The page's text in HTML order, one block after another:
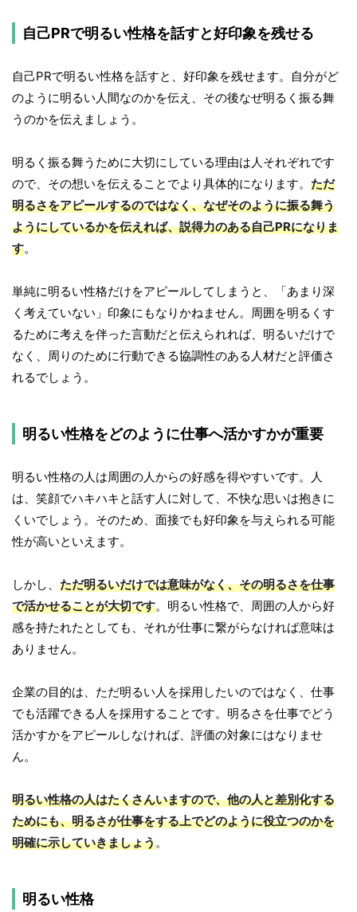
自己PRで明るい性格を話すと好印象を残せる
自己PRで明るい性格を話すと、好印象を残せます。自分がど
のように明るい人間なのかを伝え、その後なぜ明るく振る舞
うのかを伝えましょう。
明るく振る舞うために大切にしている理由は人それぞれです
ので、その想いを伝えることでより具体的になります。 ただ
明るさをアピールするのではなく、なぜそのように振る舞う
ようにしているかを伝えれば、説得力のある自己PRになりま
す。
単純に明るい性格だけをアピールしてしまうと、「あまり深
く考えていない」印象にもなりかねません。周囲を明るくす
るために考えを伴った言動だと伝えられれば、明るいだけで
なく、周りのために行動できる協調性のある人材だと評価さ
れるでしょう。
明るい性格をどのように仕事へ活かすかが重要
明るい性格の人は周囲の人からの好感を得やすいです。人
は、笑顔でハキハキと話す人に対して、不快な思いは抱きに
くいでしょう。そのため、面接でも好印象を与えられる可能
性が高いといえます。
しかし、 ただ明るいだけでは意味がなく、その明るさを仕事
で活かせることが大切です。明るい性格で、周囲の人から好
感を持たれたとしても、それが仕事に繋がらなければ意味は
ありません。
企業の目的は、ただ明るい人を採用したいのではなく、仕事
でも活躍できる人を採用することです。明るさを仕事でどう
活かすかをアピールしなければ、評価の対象にはなりませ
ん。
明るい性格の人はたくさんいますので、他の人と差別化する
ためにも、明るさが仕事をする上でどのように役立つのかを
明確に示していきましょう。
明るい性格